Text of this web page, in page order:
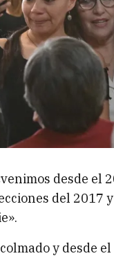
desde el
del 2017
y desde